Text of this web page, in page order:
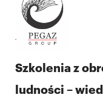
19.05.2026
Szkolenia z
ludności –